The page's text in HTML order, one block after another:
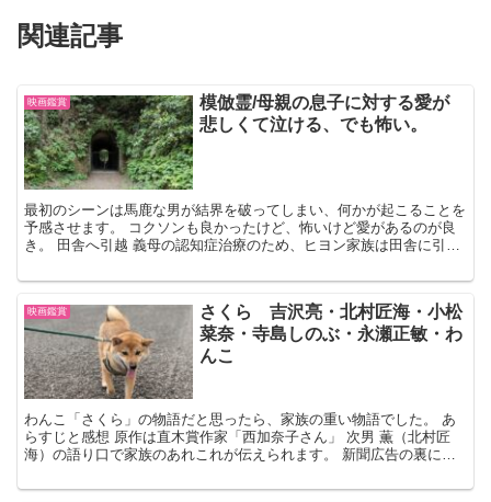
関連記事
映画鑑賞
模倣霊/母親の息子に対する愛が
悲しくて泣ける、でも怖い。
最初のシーンは馬鹿な男が結界を破ってしまい、何かが起こることを
予感させます。 コクソンも良かったけど、怖いけど愛があるのが良
き。 田舎へ引越 義母の認知症治療のため、ヒヨン家族は田舎に引越
映画鑑賞
さくら 吉沢亮・北村匠海・小松
菜奈・寺島しのぶ・永瀬正敏・わ
んこ
わんこ「さくら」の物語だと思ったら、家族の重い物語でした。 あ
らすじと感想 原作は直木賞作家「西加奈子さん」 次男 薫（北村匠
海）の語り口で家族のあれこれが伝えられます。 新聞広告の裏に書